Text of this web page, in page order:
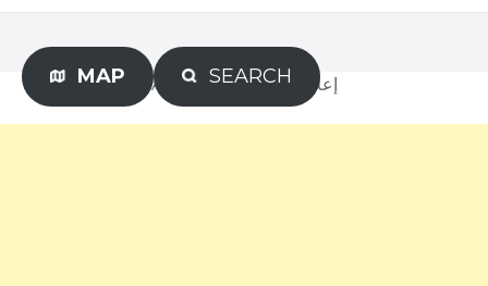
MAP SEARCH Advertisement – إعلان